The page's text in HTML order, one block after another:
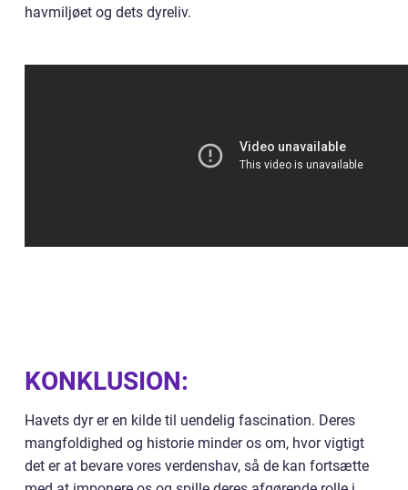
havmiljøet og dets dyreliv.
KONKLUSION:
Havets dyr er en kilde til uendelig fascination. Deres
mangfoldighed og historie minder os om, hvor vigtigt
det er at bevare vores verdenshav, så de kan fortsætte